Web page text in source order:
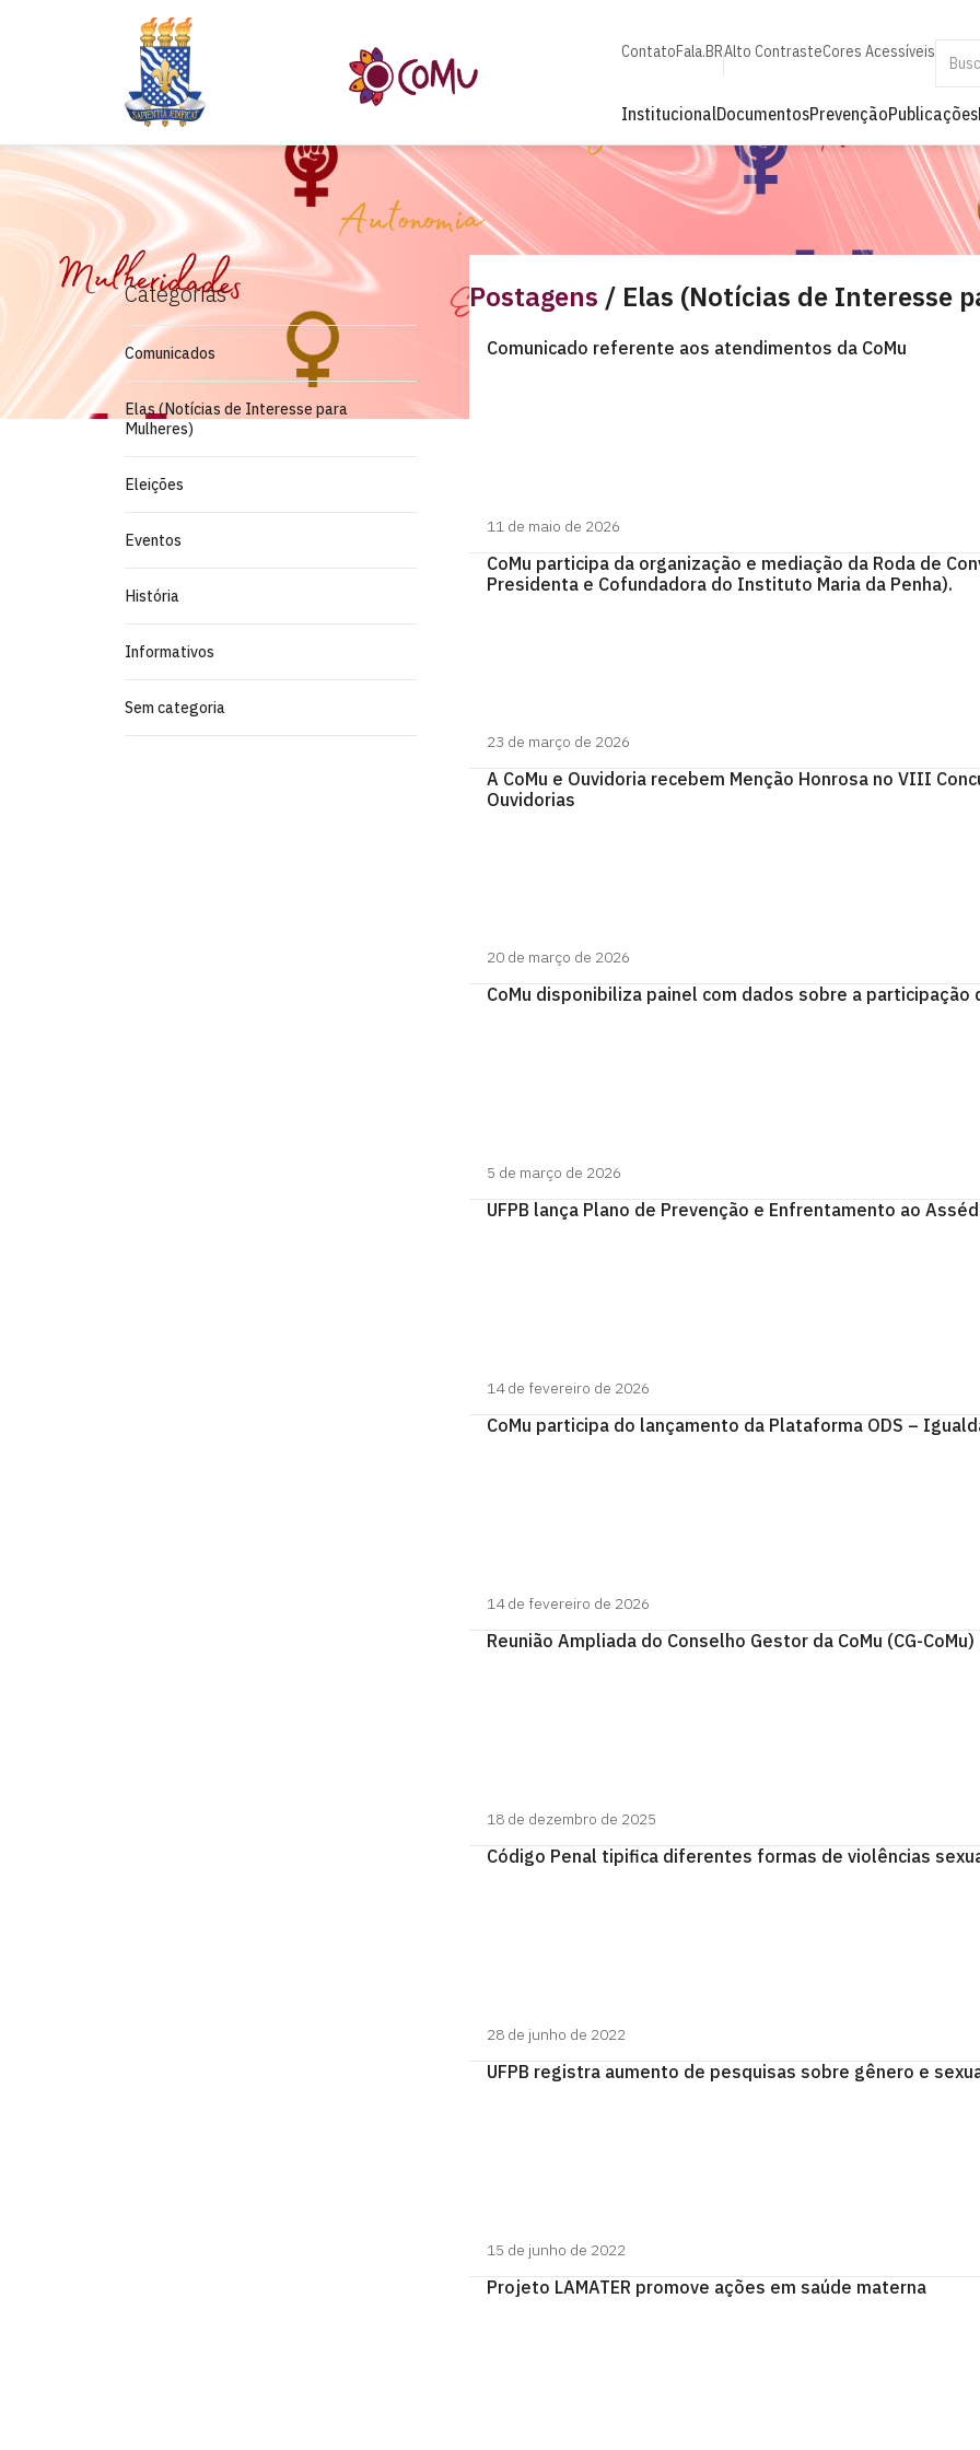
ContatoFala.BRAlto ContrasteCores Acessíveis
InstitucionalDocumentosPrevençãoPublicações
Categorias
Comunicados
Elas (Notícias de Interesse para
Mulheres)
Eleições
Eventos
História
Informativos
Sem categoria
Postagens / Elas (Notícias de Interesse
Comunicado referente aos atendimentos da CoMu
11 de maio de 2026
CoMu participa da organização e mediação da Roda de
Presidenta e Cofundadora do Instituto Maria da Penha).
23 de março de 2026
A CoMu e Ouvidoria recebem Menção Honrosa no VIII
Ouvidorias
20 de março de 2026
CoMu disponibiliza painel com dados sobre a participação
5 de março de 2026
UFPB lança Plano de Prevenção e Enfrentamento ao
14 de fevereiro de 2026
CoMu participa do lançamento da Plataforma ODS –
14 de fevereiro de 2026
Reunião Ampliada do Conselho Gestor da CoMu (CG-CoMu)
18 de dezembro de 2025
Código Penal tipifica diferentes formas de violências
28 de junho de 2022
UFPB registra aumento de pesquisas sobre gênero e
15 de junho de 2022
Projeto LAMATER promove ações em saúde materna